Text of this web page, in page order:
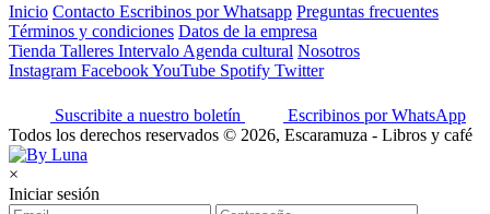
Inicio Contacto Escribinos por Whatsapp Preguntas frecuentes
Términos y condiciones Datos de la empresa
Tienda Talleres Intervalo Agenda cultural Nosotros
Instagram FacebookYouTube Spotify Twitter
Suscribite a nuestro boletín
Escribinos por WhatsApp
Todos los derechos reservados © 2026, Escaramuza - Libros y café
×
Iniciar sesión